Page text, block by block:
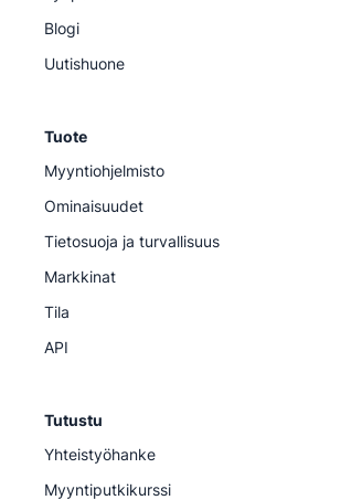
Blogi
Uutishuone
Tuote
Myyntiohjelmisto
Ominaisuudet
Tietosuoja ja turvallisuus
Markkinat
Tila
API
Tutustu
Yhteistyöhanke
Myyntiputkikurssi